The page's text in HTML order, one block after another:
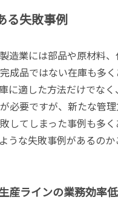
る失敗事例
造業には部品や原材料、
成品ではない在庫も多
に適した方法だけでな
必要ですが、新たな管
してしまった事例も多く
うな失敗事例があるのか
産ラインの業務効率